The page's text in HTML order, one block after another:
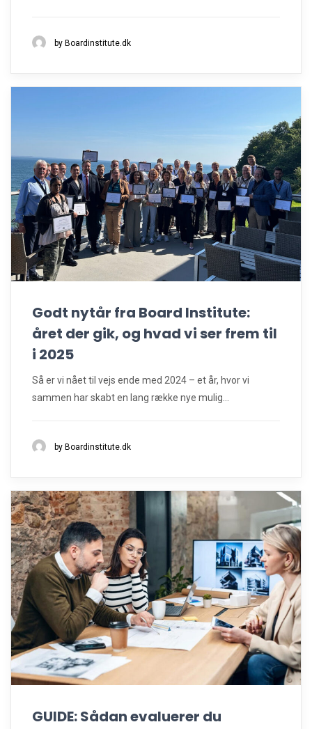
by Boardinstitute.dk
Godt nytår fra Board Institute:
året der gik, og hvad vi ser frem til
i 2025
Så er vi nået til vejs ende med 2024 – et år, hvor vi
sammen har skabt en lang række nye mulig...
by Boardinstitute.dk
GUIDE: Sådan evaluerer du